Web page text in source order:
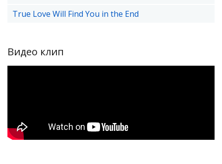
True Love Will Find You in the End
Видео клип